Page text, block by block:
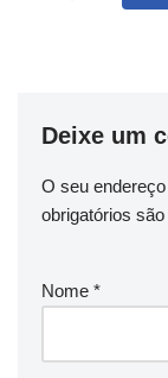
Deixe um
O seu
obrigatórios
Nome *